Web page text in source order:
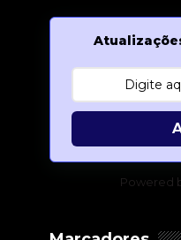
Powered